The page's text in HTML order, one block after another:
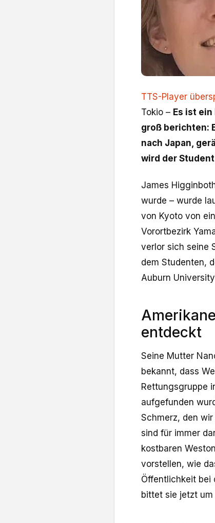
TTS-Player
Tokio – Es ist
groß berichten:
nach Japan,
wird der
James
wurde – wurde
von Kyoto von
Vorortbezirk
verlor sich seine
dem Studenten,
Auburn
entdeckt
Seine Mutter
bekannt, dass
Rettungsgruppe
aufgefunden
Schmerz, den
sind für immer
kostbaren
vorstellen, wie
Öffentlichkeit bei
bittet sie jetzt